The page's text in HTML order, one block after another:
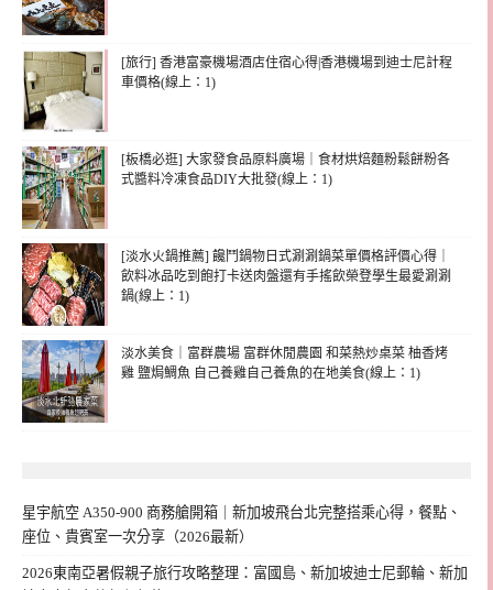
[旅行] 香港富豪機場酒店住宿心得|香港機場到迪士尼計程
車價格(線上：1)
[板橋必逛] 大家發食品原料廣場｜食材烘焙麵粉鬆餅粉各
式醬料冷凍食品DIY大批發(線上：1)
[淡水火鍋推薦] 饞鬥鍋物日式涮涮鍋菜單價格評價心得｜
飲料冰品吃到飽打卡送肉盤還有手搖飲榮登學生最愛涮涮
鍋(線上：1)
淡水美食｜富群農場 富群休閒農園 和菜熱炒桌菜 柚香烤
雞 鹽焗鯛魚 自己養雞自己養魚的在地美食(線上：1)
星宇航空 A350-900 商務艙開箱｜新加坡飛台北完整搭乘心得，餐點、
座位、貴賓室一次分享（2026最新）
2026東南亞暑假親子旅行攻略整理：富國島、新加坡迪士尼郵輪、新加